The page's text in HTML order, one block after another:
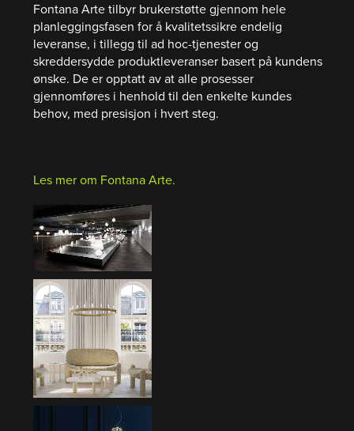
Fontana Arte tilbyr brukerstøtte gjennom hele
planleggingsfasen for å kvalitetssikre endelig
leveranse, i tillegg til ad hoc-tjenester og
skreddersydde produktleveranser basert på kundens
ønske. De er opptatt av at alle prosesser
gjennomføres i henhold til den enkelte kundes
behov, med presisjon i hvert steg.
Les mer om Fontana Arte.